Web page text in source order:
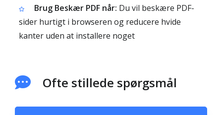
Brug Beskær PDF når: Du vil beskære PDF-
sider hurtigt i browseren og reducere hvide
kanter uden at installere noget
Ofte stillede spørgsmål